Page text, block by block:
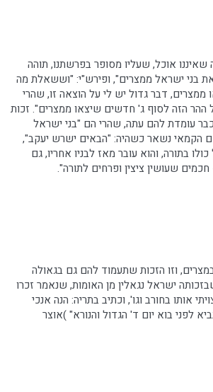
אוכל, שעליו מסופרבפרשתנו, תוהה
בני ישראל ממצרים", ופירש"י: "וששאלת מה
ממצרים, דבר גדול יש לי על הוצאה זו, שהרי
ההר הזה לסוף ג' חדשים שיצאו ממצרים". זכות
עומדת להם עתה, שהרי הם "בני ישראל
הקמאי נשאר כשהיה: "הבאים ישרש יעקב",
בתורה, והוא עובר מאז לבניו אחריו, גם
חכמים שעושין ציצין ופרחים לתורה".
וזו הזכות שתעמוד להם גם בגאולה
ישראל נגאלין מן האומות, שנאמר זכרו
אותו בחורב וגו', וכתיב בתריה: הנה אנכי
לפני בוא יום ד' הגדול והנורא" )אוצר